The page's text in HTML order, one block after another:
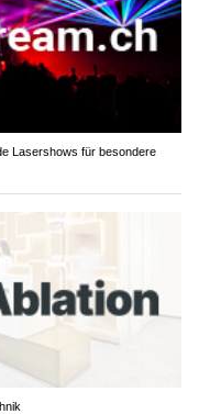
Lasershows für besondere